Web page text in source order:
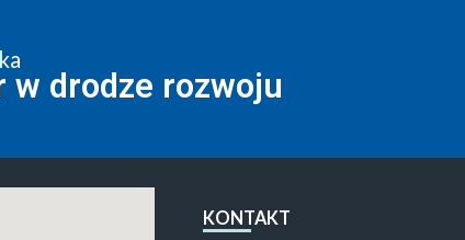
drodze rozwoju
KONTAKT